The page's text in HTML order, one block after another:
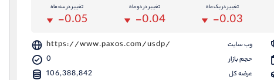
تغییر در یک ماه
-0.03
تغییر در دو ماه
-0.04
تغییر در سه ماه
-0.05
وب سایت https://www.paxos.com/usdp/
حجم بازار 0
عرضه کل 106,388,842